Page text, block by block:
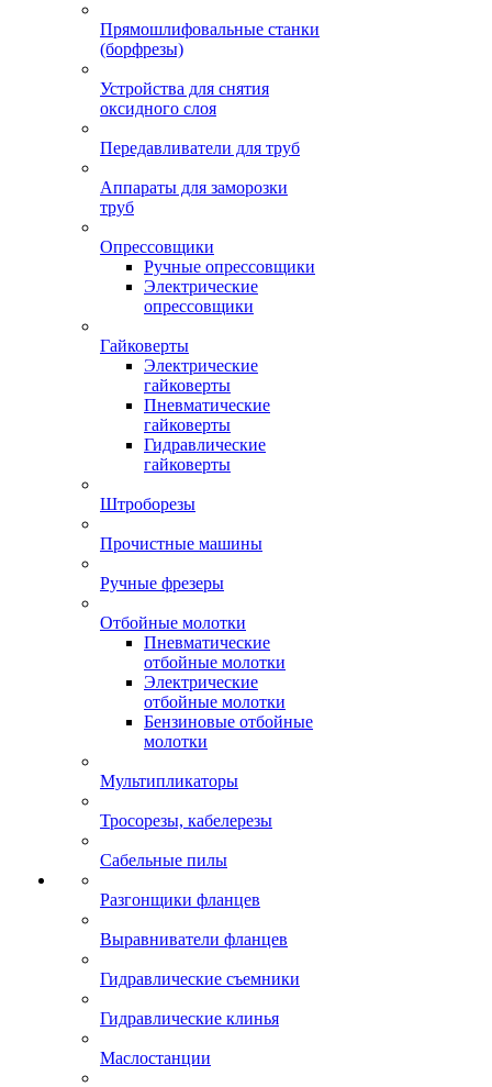
Прямошлифовальные станки
(борфрезы)
Устройства для снятия
оксидного слоя
Передавливатели для труб
Аппараты для заморозки
труб
Опрессовщики
Ручные опрессовщики
Электрические
опрессовщики
Гайковерты
Электрические
гайковерты
Пневматические
гайковерты
Гидравлические
гайковерты
Штроборезы
Прочистные машины
Ручные фрезеры
Отбойные молотки
Пневматические
отбойные молотки
Электрические
отбойные молотки
Бензиновые отбойные
молотки
Мультипликаторы
Тросорезы, кабелерезы
Сабельные пилы
Разгонщики фланцев
Выравниватели фланцев
Гидравлические съемники
Гидравлические клинья
Маслостанции